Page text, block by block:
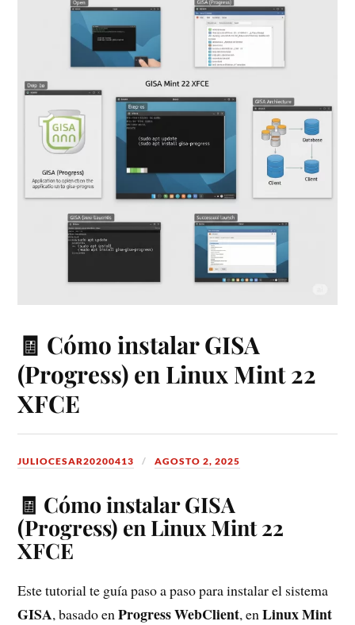
🧾 Cómo instalar GISA
(Progress) en Linux Mint 22
XFCE
JULIOCESAR20200413 AGOSTO 2, 2025
🧾 Cómo instalar GISA
(Progress) en Linux Mint 22
XFCE
Este tutorial te guía paso a paso para instalar el sistema
GISA, basado enProgress WebClient, enLinux Mint